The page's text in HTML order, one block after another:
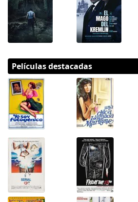
Películas destacadas